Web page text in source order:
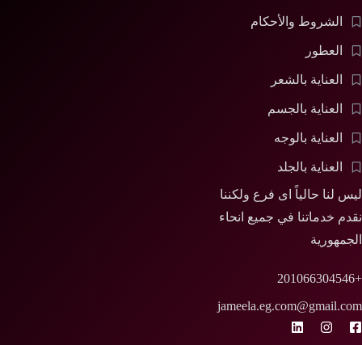
الشروط والأحكام
العطور
العناية بالشعر
العناية بالجسم
العناية بالوجه
العناية بالجلد
ليس لنا حالياً اى فرع ولكننا
نقدم خدماتنا في جميع انحاء
الجمهورية
+201066304546
jameela.eg.com@gmail.com